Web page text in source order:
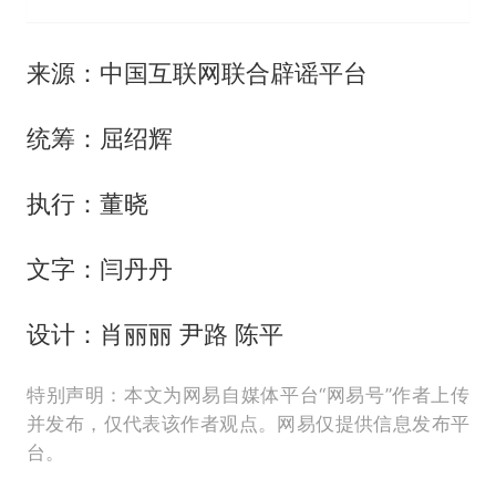
来源：中国互联网联合辟谣平台
统筹：屈绍辉
执行：董晓
文字：闫丹丹
设计：肖丽丽 尹路 陈平
特别声明：本文为网易自媒体平台“网易号”作者上传
并发布，仅代表该作者观点。网易仅提供信息发布平
台。